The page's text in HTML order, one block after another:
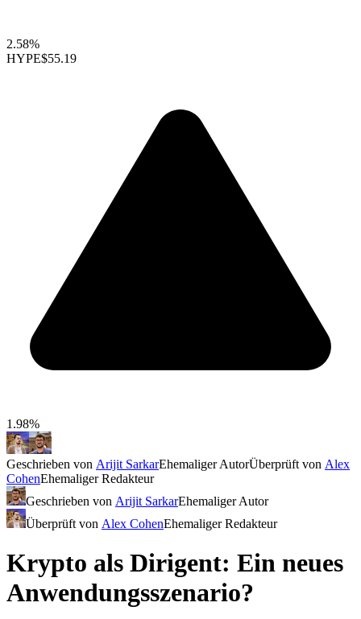
2.58%
HYPE$55.19
1.98%
Geschrieben von Arijit SarkarEhemaliger AutorÜberprüft von Alex
CohenEhemaliger Redakteur
Geschrieben von Arijit SarkarEhemaliger Autor
Überprüft von Alex CohenEhemaliger Redakteur
Krypto als Dirigent: Ein neues
Anwendungsszenario?